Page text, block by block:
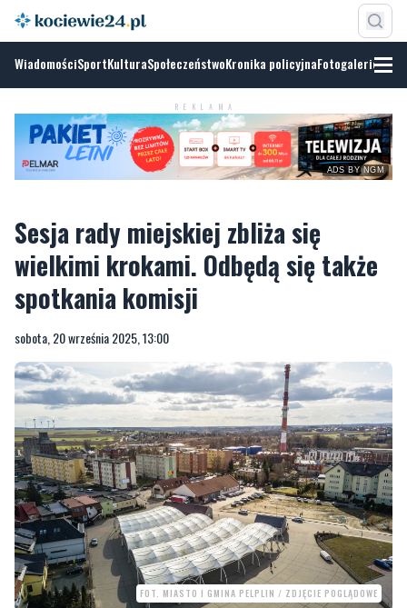
WiadomościSportKulturaSpołeczeństwoKronika policyjnaFotogalerie
REKLAMA
ADS BY NGM
Sesja rady miejskiej zbliża się
wielkimi krokami. Odbędą się także
spotkania komisji
sobota, 20 września 2025, 13:00
FOT. MIASTO I GMINA PELPLIN / ZDJĘCIE POGLĄDOWE